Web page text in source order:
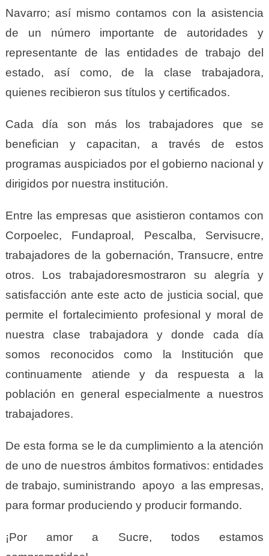
Navarro; así mismo contamos con la asistencia
de un número importante de autoridades y
representante de las entidades de trabajo del
estado, así como, de la clase trabajadora,
quienes recibieron sus títulos y certificados.
Cada día son más los trabajadores que se
benefician y capacitan, a través de estos
programas auspiciados por el gobierno nacional y
dirigidos por nuestra institución.
Entre las empresas que asistieron contamos con
Corpoelec, Fundaproal, Pescalba, Servisucre,
trabajadores de la gobernación, Transucre, entre
otros. Los trabajadoresmostraron su alegría y
satisfacción ante este acto de justicia social, que
permite el fortalecimiento profesional y moral de
nuestra clase trabajadora y donde cada día
somos reconocidos como la Institución que
continuamente atiende y da respuesta a la
población en general especialmente a nuestros
trabajadores.
De esta forma se le da cumplimiento a la atención
de uno de nuestros ámbitos formativos: entidades
de trabajo, suministrando apoyo a las empresas,
para formar produciendo y producir formando.
¡Por amor a Sucre, todos estamos